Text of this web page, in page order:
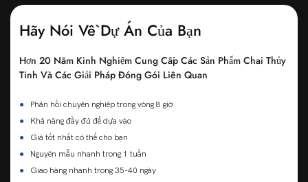
Hãy Nói Về Dự Án Của Bạn
Hơn 20 Năm Kinh Nghiệm Cung Cấp Các Sản Phẩm Chai Thủy
Tinh Và Các Giải Pháp Đóng Gói Liên Quan
●
Phản hồi chuyên nghiệp trong vòng 8 giờ
●
Khả năng đầy đủ để dựa vào
●
Giá tốt nhất có thể cho bạn
●
Nguyên mẫu nhanh trong 1 tuần
●
Giao hàng nhanh trong 35-40 ngày